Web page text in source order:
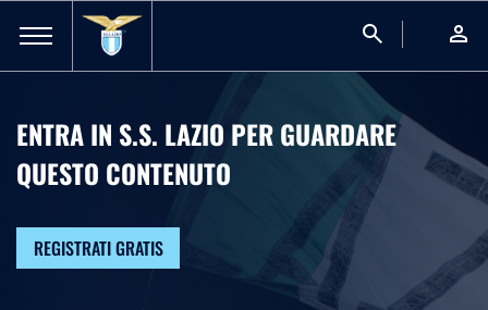
search person
ENTRA IN S.S. LAZIO PER GUARDARE
QUESTO CONTENUTO
REGISTRATI GRATIS